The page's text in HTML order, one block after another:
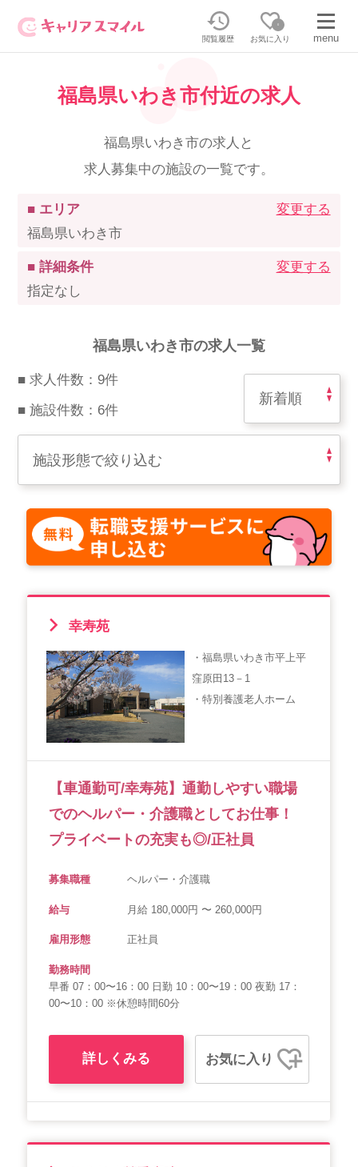
閲覧履歴
0
お気に入り menu
無料相談・お問い合わせはこちら
無料転職相談・お問い合わせの内容を
正社員／パートで働く
派遣で働く
その他のお問い合わせ
正社員・パートの求人を探す
紹介会社を使うメリットについて
介護・看護のお仕事について
支店連絡先一覧
会社概要 個人情報保護方針
お知らせ 採用担当者様へ サイトマップ
福島県いわき市付近の求人
福島県いわき市の求人と
求人募集中の施設の一覧です。
■ エリア
福島県いわき市
変更する
■ 詳細条件
指定なし
変更する
福島県いわき市の求人一覧
■ 求人件数：9件
■ 施設件数：6件
幸寿苑
・福島県いわき市平上平
窪原田13－1
・特別養護老人ホーム
【車通勤可/幸寿苑】通勤しやすい職場
でのヘルパー・介護職としてお仕事！
プライベートの充実も◎/正社員
募集職種 ヘルパー・介護職
給与 月給 180,000円 〜 260,000円
雇用形態 正社員
勤務時間
早番 07：00〜16：00 日勤 10：00〜19：00 夜勤 17：
00〜10：00 ※休憩時間60分
詳しくみる お気に入り